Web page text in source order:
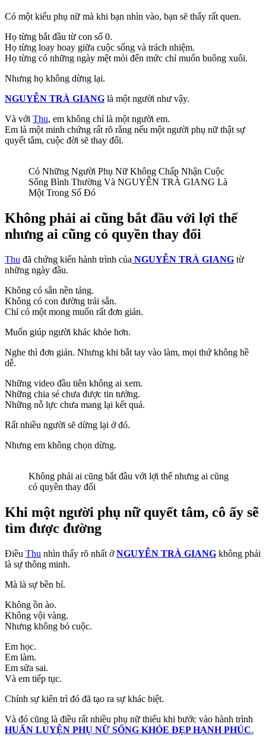
Có một kiểu phụ nữ mà khi bạn nhìn vào, bạn sẽ thấy rất quen.
Họ từng bắt đầu từ con số 0.
Họ từng loay hoay giữa cuộc sống và trách nhiệm.
Họ từng có những ngày mệt mỏi đến mức chỉ muốn buông xuôi.
Nhưng họ không dừng lại.
NGUYỄN TRÀ GIANG là một người như vậy.
Và với Thu, em không chỉ là một người em.
Em là một minh chứng rất rõ rằng nếu một người phụ nữ thật sự
quyết tâm, cuộc đời sẽ thay đổi.
Có Những Người Phụ Nữ Không Chấp Nhận Cuộc
Sống Bình Thường Và NGUYỄN TRÀ GIANG Là
Một Trong Số Đó
Không phải ai cũng bắt đầu với lợi thế
nhưng ai cũng có quyền thay đổi
Thu đã chứng kiến hành trình của NGUYỄN TRÀ GIANG từ
những ngày đầu.
Không có sẵn nền tảng.
Không có con đường trải sẵn.
Chỉ có một mong muốn rất đơn giản.
Muốn giúp người khác khỏe hơn.
Nghe thì đơn giản. Nhưng khi bắt tay vào làm, mọi thứ không hề
dễ.
Những video đầu tiên không ai xem.
Những chia sẻ chưa được tin tưởng.
Những nỗ lực chưa mang lại kết quả.
Rất nhiều người sẽ dừng lại ở đó.
Nhưng em không chọn dừng.
Không phải ai cũng bắt đầu với lợi thế nhưng ai cũng
có quyền thay đổi
Khi một người phụ nữ quyết tâm, cô ấy sẽ
tìm được đường
Điều Thu nhìn thấy rõ nhất ởNGUYỄN TRÀ GIANG không phải
là sự thông minh.
Mà là sự bền bỉ.
Không ồn ào.
Không vội vàng.
Nhưng không bỏ cuộc.
Em học.
Em làm.
Em sửa sai.
Và em tiếp tục.
Chính sự kiên trì đó đã tạo ra sự khác biệt.
Và đó cũng là điều rất nhiều phụ nữ thiếu khi bước vào hành trình
HUẤN LUYỆN PHỤ NỮ SỐNG KHỎE ĐẸP HẠNH PHÚC.